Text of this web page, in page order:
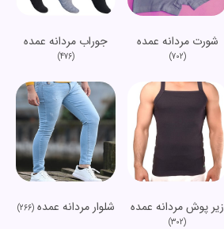
شورت مردانه عمده
(702)
جوراب مردانه عمده
(476)
زیر پوش مردانه عمده
(302)
شلوار مردانه عمده(266)